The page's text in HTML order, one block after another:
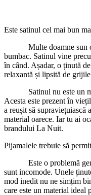
Este satinul cel mai bun
Multe doamne sun
bumbac. Satinul vine
în când. Așadar, o ținută
relaxantă și lipsită de
Satinul nu este un
Acesta este prezent în
a reușit să supraviețuiască
material oarece. Iar tu ai
brandului La Nuit.
Pijamalele trebuie să
Este o problemă
sunt incomode. Unele
mod inedit nu ne simțim
care este un material ideal